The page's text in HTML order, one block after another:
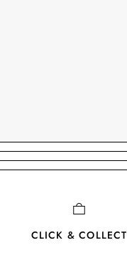
CLICK & COLLECT